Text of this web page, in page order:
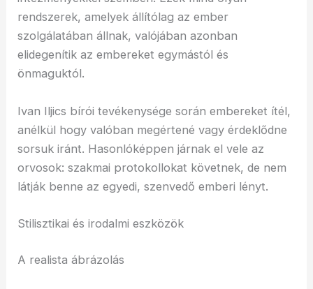
rendszerek, amelyek állítólag az ember
szolgálatában állnak, valójában azonban
elidegenítik az embereket egymástól és
önmaguktól.
Ivan Iljics bírói tevékenysége során embereket ítél,
anélkül hogy valóban megértené vagy érdeklődne
sorsuk iránt. Hasonlóképpen járnak el vele az
orvosok: szakmai protokollokat követnek, de nem
látják benne az egyedi, szenvedő emberi lényt.
Stilisztikai és irodalmi eszközök
A realista ábrázolás